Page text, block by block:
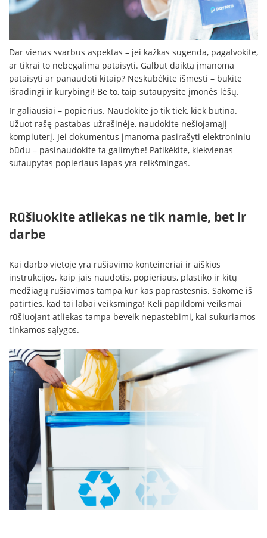
Dar vienas svarbus aspektas – jei kažkas sugenda, pagalvokite,
ar tikrai to nebegalima pataisyti. Galbūt daiktą įmanoma
pataisyti ar panaudoti kitaip? Neskubėkite išmesti – būkite
išradingi ir kūrybingi! Be to, taip sutaupysite įmonės lėšų.
Ir galiausiai – popierius. Naudokite jo tik tiek, kiek būtina.
Užuot rašę pastabas užrašinėje, naudokite nešiojamąjį
kompiuterį. Jei dokumentus įmanoma pasirašyti elektroniniu
būdu – pasinaudokite ta galimybe! Patikėkite, kiekvienas
sutaupytas popieriaus lapas yra reikšmingas.
Rūšiuokite atliekas ne tik namie, bet ir
darbe
Kai darbo vietoje yra rūšiavimo konteineriai ir aiškios
instrukcijos, kaip jais naudotis, popieriaus, plastiko ir kitų
medžiagų rūšiavimas tampa kur kas paprastesnis. Sakome iš
patirties, kad tai labai veiksminga! Keli papildomi veiksmai
rūšiuojant atliekas tampa beveik nepastebimi, kai sukuriamos
tinkamos sąlygos.